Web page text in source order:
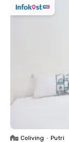
Coliving • Putri